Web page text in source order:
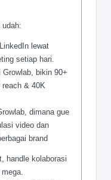
udah:
lewat
setiap hari.
bikin 90+
reach & 40K
dimana gue
video dan
brand
handle kolaborasi